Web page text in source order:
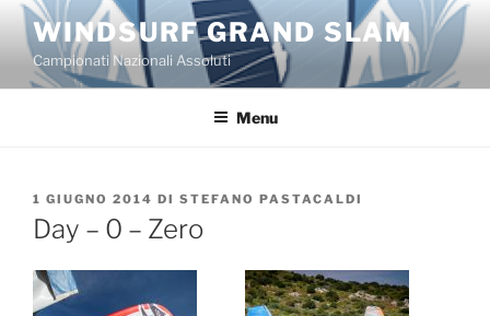
Salta
contenuto
WINDSURF GRAND SLAM
Campionati Nazionali Assoluti
Menu
PUBBLICATO
IL
1 GIUGNO 2014 DI STEFANO PASTACALDI
Day – 0 – Zero